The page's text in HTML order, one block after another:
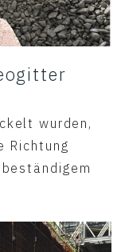
wurden,
Richtung